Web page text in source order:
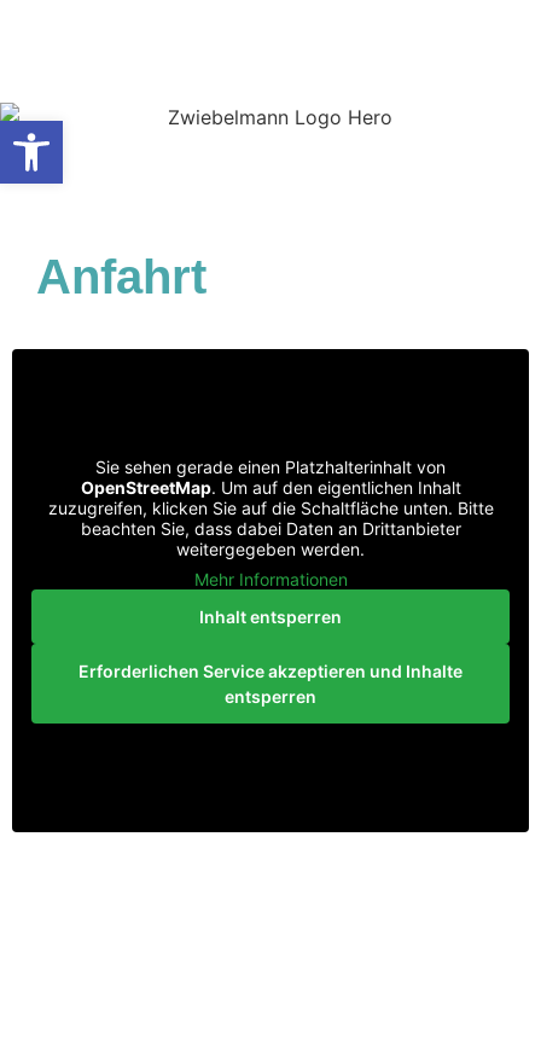
Anfahrt
Sie sehen gerade einen Platzhalterinhalt von
OpenStreetMap. Um auf den eigentlichen Inhalt
zuzugreifen, klicken Sie auf die Schaltfläche unten. Bitte
beachten Sie, dass dabei Daten an Drittanbieter
weitergegeben werden.
Mehr Informationen
Inhalt entsperren
Erforderlichen Service akzeptieren und Inhalte
entsperren
Werkzeugleiste öffnen